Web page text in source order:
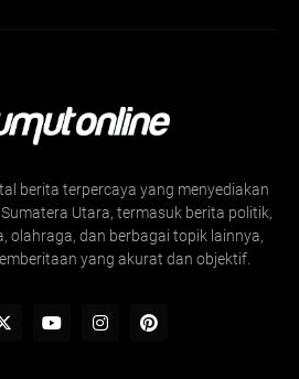
berita terpercaya yang menyediakan
Utara, termasuk berita politik,
olahraga, dan berbagai topik lainnya,
yang akurat dan objektif.